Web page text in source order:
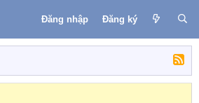
Đăng nhập Đăng ký